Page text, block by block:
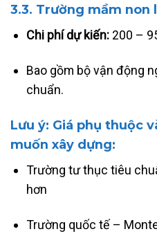
3.3. Trường mầm non
Chi phí dự kiến: 200 –
Bao gồm bộ vận động
chuẩn.
Lưu ý: Giá phụ thuộc
muốn xây dựng:
Trường tư thục tiêu
hơn
Trường quốc tế –